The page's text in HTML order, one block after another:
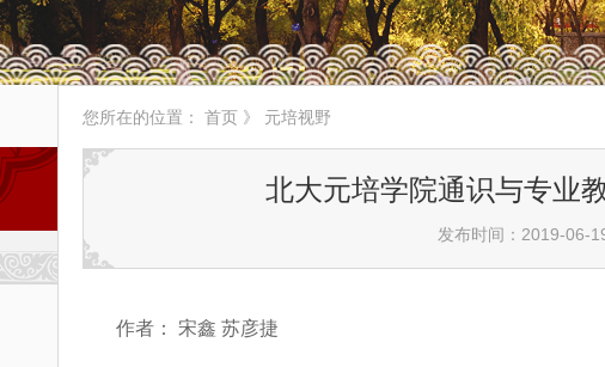
您所在的位置： 首页 》 元培视野
北大元培学院通识与专业
发布时间：2019-06-
作者： 宋鑫 苏彦捷